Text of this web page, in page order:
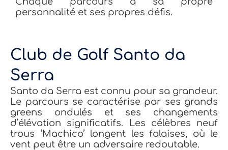
personnalité et ses propres défis.
Club de Golf Santo da
Serra
Santo da Serra est connu pour sa grandeur.
Le parcours se caractérise par ses grands
greens ondulés et ses changements
d’élévation significatifs. Les célèbres neuf
trous ‘Machico’ longent les falaises, où le
vent peut être un adversaire redoutable.